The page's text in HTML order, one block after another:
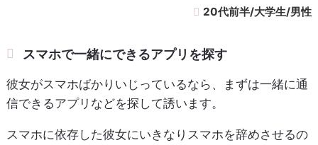
20代前半/大学生/男性
スマホで一緒にできるアプリを探す
彼女がスマホばかりいじっているなら、まずは一緒に通
信できるアプリなどを探して誘います。
スマホに依存した彼女にいきなりスマホを辞めさせるの